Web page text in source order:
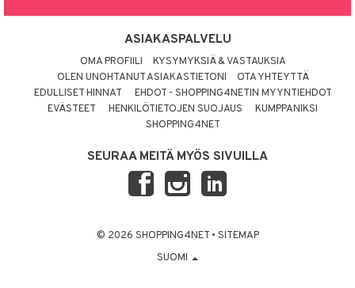
ASIAKASPALVELU
OMA PROFIILI
KYSYMYKSIÄ & VASTAUKSIA
OLEN UNOHTANUT ASIAKASTIETONI
OTA YHTEYTTÄ
EDULLISET HINNAT
EHDOT - SHOPPING4NETIN MYYNTIEHDOT
EVÄSTEET
HENKILÖTIETOJEN SUOJAUS
KUMPPANIKSI
SHOPPING4NET
SEURAA MEITÄ MYÖS SIVUILLA
© 2026 SHOPPING4NET • SITEMAP
SUOMI